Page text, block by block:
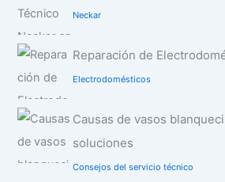
Neckar
Reparación de
Electrodomésticos
Causas de vasos
soluciones
Consejos del servicio técnico